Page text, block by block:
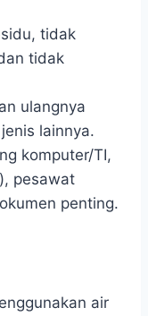
tidak
tidak
ulangnya
lainnya.
komputer/TI,
pesawat
penting.
air